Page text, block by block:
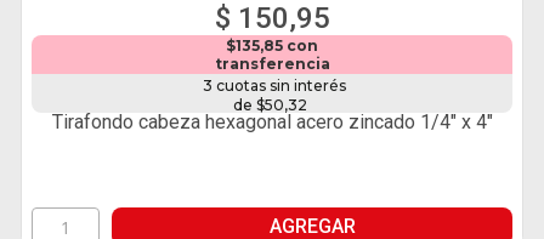
$ 150,95
$135,85 con
transferencia
3 cuotas sin interés
de $50,32
Tirafondo cabeza hexagonal acero zincado 1/4" x 4"
AGREGAR